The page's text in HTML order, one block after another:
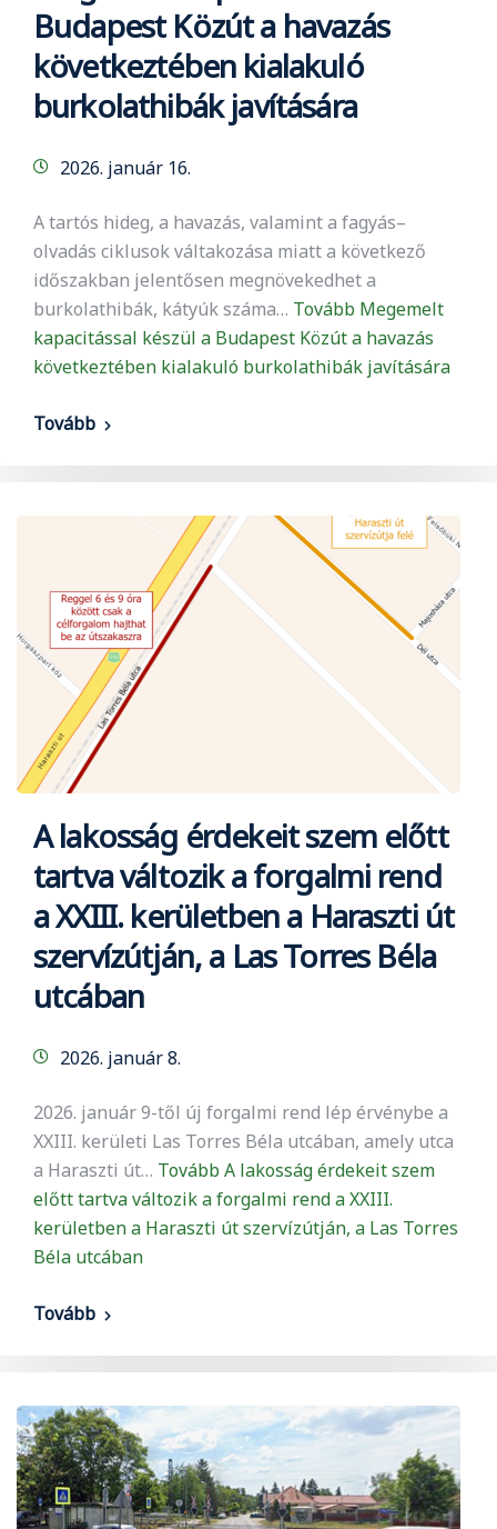
Budapest Közút a havazás
következtében kialakuló
burkolathibák javítására
2026. január 16.
A tartós hideg, a havazás, valamint a fagyás–
olvadás ciklusok váltakozása miatt a következő
időszakban jelentősen megnövekedhet a
burkolathibák, kátyúk száma… Tovább Megemelt
kapacitással készül a Budapest Közút a havazás
következtében kialakuló burkolathibák javítására
Tovább
A lakosság érdekeit szem előtt
tartva változik a forgalmi rend
a XXIII. kerületben a Haraszti út
szervízútján, a Las Torres Béla
utcában
2026. január 8.
2026. január 9-től új forgalmi rend lép érvénybe a
XXIII. kerületi Las Torres Béla utcában, amely utca
a Haraszti út… Tovább A lakosság érdekeit szem
előtt tartva változik a forgalmi rend a XXIII.
kerületben a Haraszti út szervízútján, a Las Torres
Béla utcában
Tovább